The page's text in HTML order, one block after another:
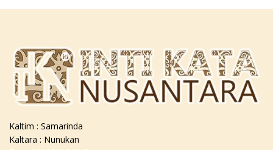
Kaltim : Samarinda
Kaltara : Nunukan